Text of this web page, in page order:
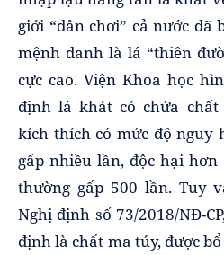
giới “dân chơi” cả nước đã
mệnh danh là lá “thiên
cực cao. Viện Khoa học
định lá khát có chứa
kích thích có mức độ nguy
gấp nhiều lần, độc hại
thường gấp 500 lần. Tuy
Nghị định số 73/2018/NĐ-
định là chất ma túy, được